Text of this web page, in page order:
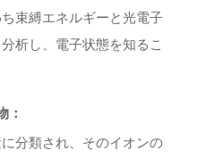
束縛エネルギーと光電子
析し、電子状態を知るこ
：
分類され、そのイオンの